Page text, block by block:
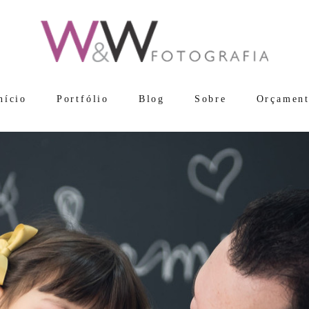
Portfólio Blog Sobre